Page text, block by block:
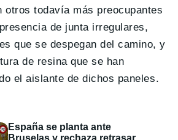
otros todavía más preocupantes
de junta irregulares,
que se despegan del camino, y
de resina que se han
el aislante de dichos paneles.
España se planta ante
Bruselas y rechaza retrasar